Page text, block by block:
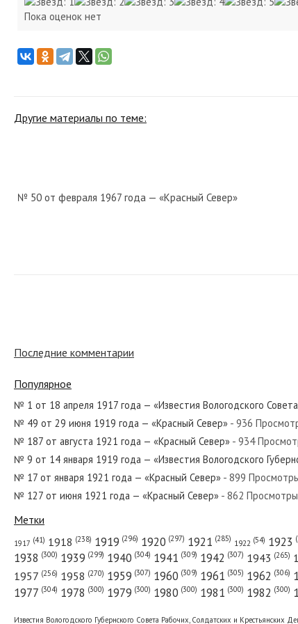
Пока оценок нет
Другие материалы по теме:
№ 50 от февраля 1967 года — «Красный Север»
№ 282 от декабря 1985 года — «Красный Север»
№ 221 от сентября 1938 года — «Красный Север»
№ 153 от июля 1978 года — «Красный Север»
Последние комментарии
Популярное
№ 1 от 18 апреля 1917 года — «Известия Вологодского
№ 49 от 29 июня 1919 года — «Красный Север» - 936
№ 187 от августа 1921 года — «Красный Север» - 934
№ 9 от 14 января 1919 года — «Известия Вологодского
№ 17 от января 1921 года — «Красный Север» - 899
№ 127 от июня 1921 года — «Красный Север» - 862 Просмотры
Метки
1917 (41) 1918 (238) 1919 (296) 1920 (297) 1921 (285) 1922 (54) 1923
1938 (300) 1939 (299) 1940 (304) 1941 (309) 1942 (307) 1943 (265)
1957 (256) 1958 (270) 1959 (307) 1960 (309) 1961 (305) 1962 (306)
1977 (304) 1978 (300) 1979 (300) 1980 (300) 1981 (300) 1982 (300)
Известия Вологодского Губернского Совета Рабочих, Солдатских и Крестьянских